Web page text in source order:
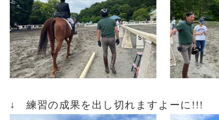
↓ 練習の成果を出し切れますよーに!!!